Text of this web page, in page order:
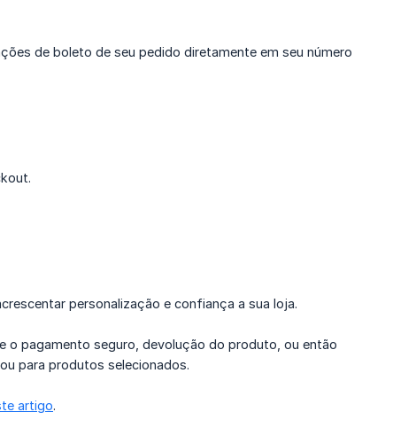
de boleto de seu pedido diretamente em seu número
personalização e confiança a sua loja.
o pagamento seguro, devolução do produto, ou então
para produtos selecionados.
artigo.